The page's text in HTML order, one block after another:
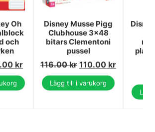
Oh
och
kr
Disney Musse Pigg
Clubhouse 3x48
bitars Clementoni
pussel
116.00kr 110.00 kr
Lägg till i varukorg